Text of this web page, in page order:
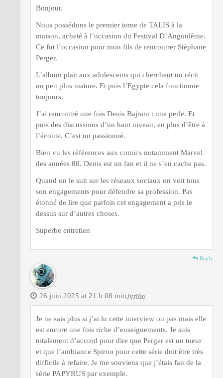
Bonjour.
Nous possédons le premier tome de TALIS à la
maison, acheté à l’occasion du Festival D’Angoulême.
Ce fut l’occasion pour mon fils de rencontrer Stéphane
Perger.
L’album plait aux adolescents qui cherchent un récit
un peu plus mature. Et puis l’Egypte cela fonctionne
toujours.
J’ai rencontré une fois Denis Bajram : une perle. Et
puis des discussions d’un haut niveau, en plus d’être à
l’écoute. C’est un passionné.
Bien vu les références aux comics notamment Marvel
des années 80. Denis est un fan et il ne s’en cache pas.
Quand on le suit sur les réseaux sociaux on voit tous
son engagements pour défendre sa profession. Pas
étonné de lire que parfois cet engagement a pris le
dessus sur d’autres choses.
Superbe entretien
Reply
Jyrille
26 juin 2025 at 21 h 08 min
Je ne sais plus si j’ai lu cette interview ou pas mais elle
est encore une fois riche d’enseignements. Je suis
totalement d’accord pour dire que Perger est un tueur
et que l’ambiance Spirou pour cette série doit être très
difficile à refaire. Je me souviens que j’étais fan de la
série PAPYRUS par exemple.